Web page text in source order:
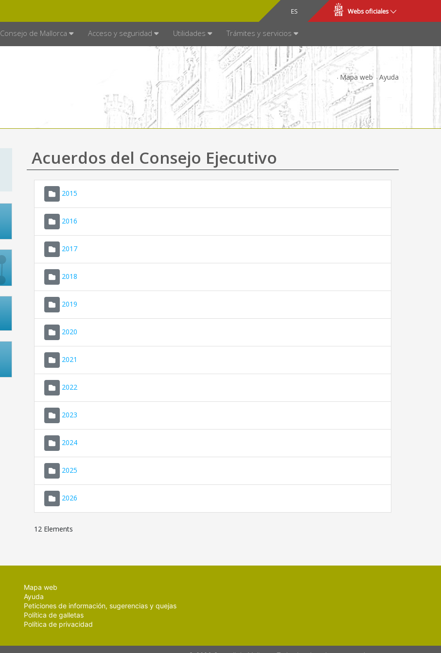
ES
CA Webs oficiales
Consejo de Mallorca Acceso y seguridad Utilidades Trámites y servicios
Mapa web Ayuda
Acuerdos del Consejo Ejecutivo
2015
2016
2017
2018
2019
2020
2021
2022
2023
2024
2025
2026
12 Elements
Mapa web
Ayuda
Peticiones de información, sugerencias y quejas
Política de galletas
Política de privacidad